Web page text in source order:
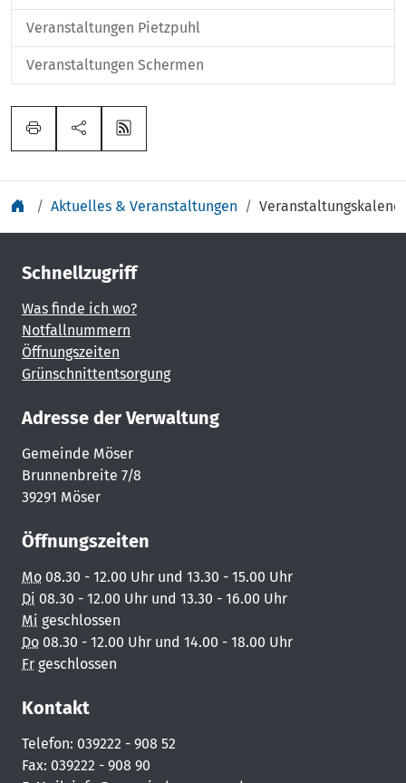
Veranstaltungen Pietzpuhl
Veranstaltungen Schermen
Aktuelles & Veranstaltungen
Schnellzugriff
Was finde ich wo?
Notfallnummern
Öffnungszeiten
Grünschnittentsorgung
Adresse der Verwaltung
Gemeinde Möser
Brunnenbreite 7/8
39291 Möser
Öffnungszeiten
Mo 08.30 - 12.00 Uhr und 13.30 - 15.00 Uhr
Di 08.30 - 12.00 Uhr und 13.30 - 16.00 Uhr
Mi geschlossen
Do 08.30 - 12.00 Uhr und 14.00 - 18.00 Uhr
Fr geschlossen
Kontakt
Telefon: 039222 - 908 52
Fax: 039222 - 908 90